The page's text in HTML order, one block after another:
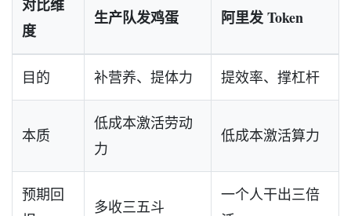
对比维
度
生产队发鸡蛋 阿里发 Token
目的 补营养、提体力 提效率、撑杠杆
本质
低成本激活劳动
力
低成本激活算力
预期回
多收三五斗
一个人干出三倍